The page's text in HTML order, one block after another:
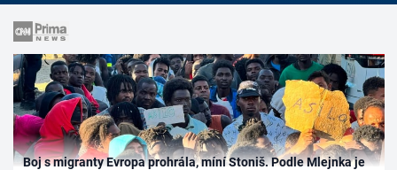
Boj s migranty Evropa prohrála, míní Stoniš. Podle Mlejnka je